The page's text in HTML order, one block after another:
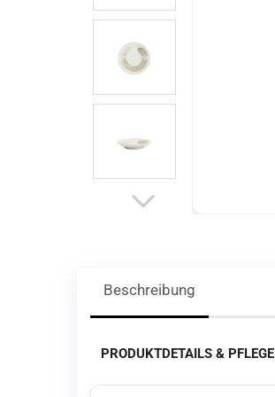
Beschreibung
PRODUKTDETAILS & PFLEGE